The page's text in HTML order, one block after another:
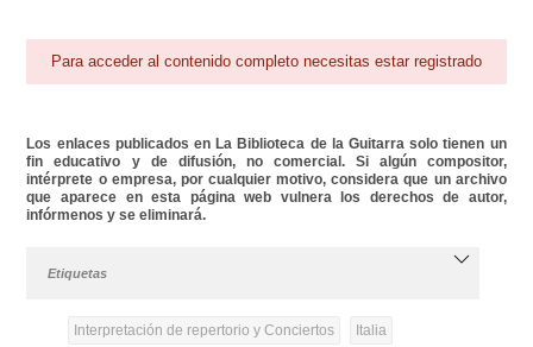
Para acceder al contenido completo necesitas estar registrado
Los enlaces publicados en La Biblioteca de la Guitarra solo tienen un
fin educativo y de difusión, no comercial. Si algún compositor,
intérprete o empresa, por cualquier motivo, considera que un archivo
que aparece en esta página web vulnera los derechos de autor,
infórmenos y se eliminará.
Etiquetas
Interpretación de repertorio y Conciertos Italia